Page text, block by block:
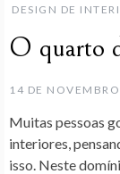
DESIGN DE
O quarto
14 DE
Muitas pessoas
interiores,
isso. Neste